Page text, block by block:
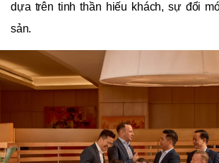
dựa trên tinh thần hiếu khách, sự đổi
sản.